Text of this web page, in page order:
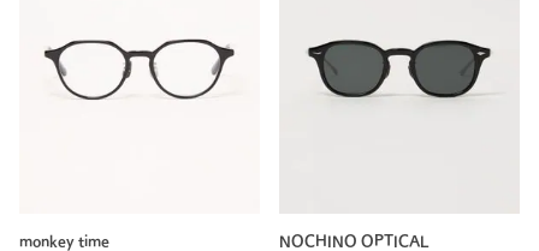
monkey time
NOCHINO OPTICAL